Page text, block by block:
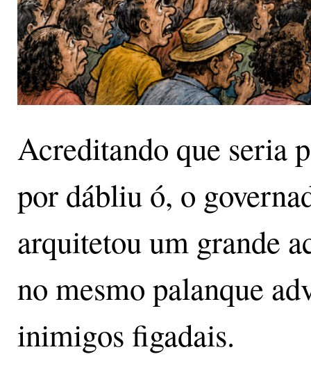
Acreditando que seria
por dábliu ó, o
arquitetou um grande
no mesmo palanque
inimigos figadais.